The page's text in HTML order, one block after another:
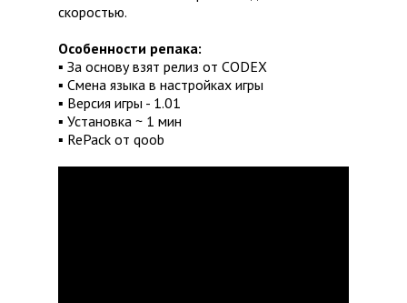
скоростью.
Особенности репака:
▪ За основу взят релиз от CODEX
▪ Смена языка в настройках игры
▪ Версия игры - 1.01
▪ Установка ~ 1 мин
▪ RePack от qoob